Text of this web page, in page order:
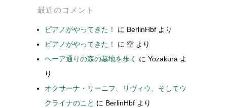
最近のコメント
ピアノがやってきた！ に BerlinHbf より
ピアノがやってきた！
に 空 より
ヘーア通りの森の墓地を歩く
に Yozakura よ
り
オクサーナ・リーニフ、リヴィウ、そしてウ
クライナのこと に BerlinHbf より